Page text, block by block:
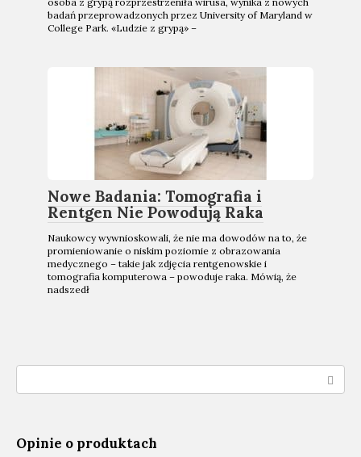
badań przeprowadzonych przez University of Maryland w
College Park. «Ludzie z grypą» –
Nowe Badania: Tomografia i
Rentgen Nie Powodują Raka
Naukowcy wywnioskowali, że nie ma dowodów na to, że
promieniowanie o niskim poziomie z obrazowania
medycznego – takie jak zdjęcia rentgenowskie i
tomografia komputerowa – powoduje raka. Mówią, że
nadszedł
Opinie o produktach